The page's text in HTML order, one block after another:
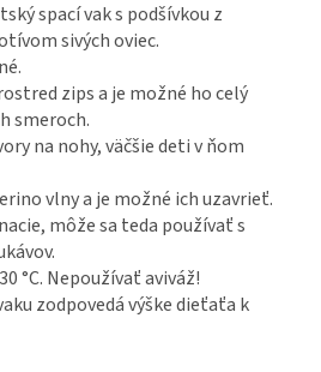
spací vak s podšívkou z
sivých oviec.
zips a je možné ho celý
smeroch.
na nohy, väčšie deti v ňom
vlny a je možné ich uzavrieť.
môže sa teda používať s
°C. Nepoužívať aviváž!
zodpovedá výške dieťaťa k